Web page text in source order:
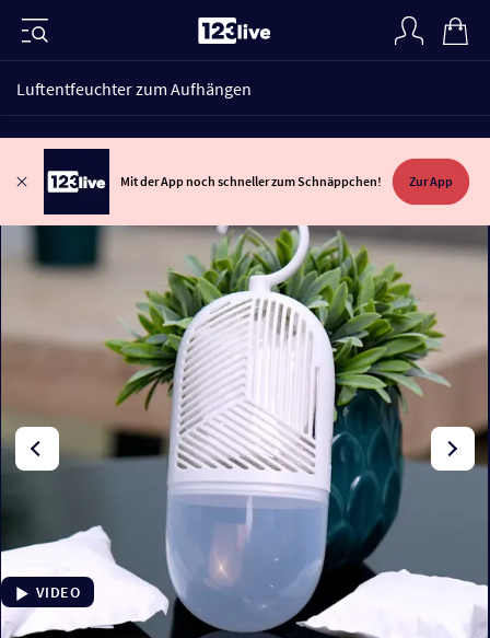
Luftentfeuchter zum Aufhängen
Mit der App noch schneller zum Schnäppchen! Zur App
VIDEO